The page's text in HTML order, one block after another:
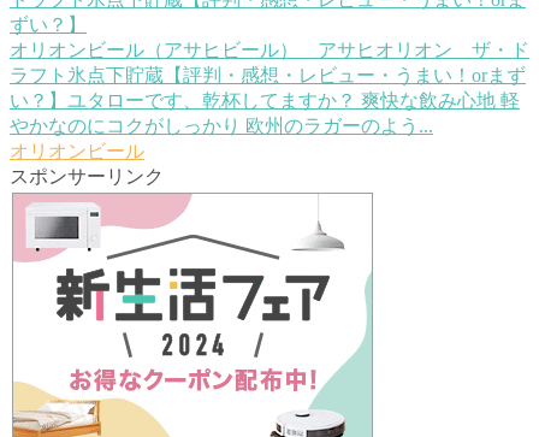
オリオンビール（アサヒビール） アサヒオリオン ザ・ド
ラフト氷点下貯蔵【評判・感想・レビュー・うまい！orまず
い？】 ユタローです、乾杯してますか？ 爽快な飲み心地 軽
やかなのにコクがしっかり 欧州のラガーのよう...
オリオンビール
スポンサーリンク